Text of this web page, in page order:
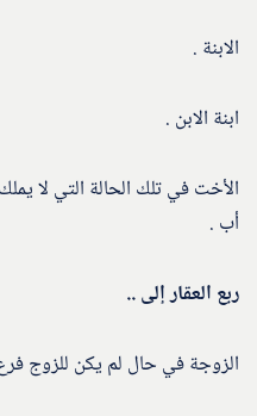
الابنة .
ابنة الابن .
الأخت في تلك الحالة التي لا
أب .
ربع العقار إلى ..
الزوجة في حال لم يكن للزوج